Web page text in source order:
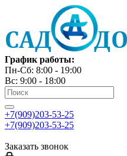
График работы:
Пн-Сб: 8:00 - 19:00
Вс: 9:00 - 18:00
+7(909)203-53-25
+7(909)203-53-25
Заказать звонок